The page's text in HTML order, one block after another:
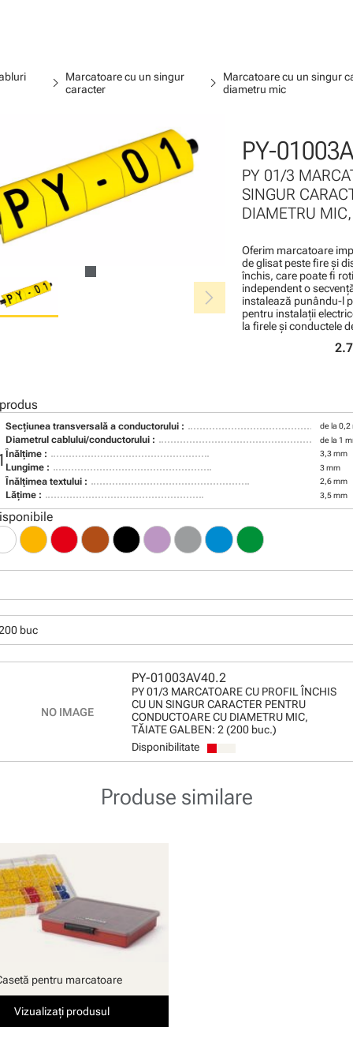
chevron_right
Marcatoare cu un singur
caracter
chevron_right
Marcatoare cu un singur
diametru mic
chevron_right
PY-
PY 01/3
SINGUR
DIAMETRU
Oferim marcatoare
de glisat peste fire şi
închis, care poate fi
independent o
instalează punându-l
pentru instalaţii
la firele şi conductele
Secţiunea transversală a conductorului : de la 0,2
Diametrul cablului/conductorului : de la 1
Înălţime : 3,3 mm
Lungime : 3 mm
Înălţimea textului : 2,6 mm
Lăţime : 3,5 mm
buc
PY-01003AV40.2
PY 01/3 MARCATOARE CU PROFIL ÎNCHIS
CU UN SINGUR CARACTER PENTRU
CONDUCTOARE CU DIAMETRU MIC,
TĂIATE GALBEN: 2 (200 buc.)
Disponibilitate
Produse similare
pentru marcatoare
Vizualizați produsul